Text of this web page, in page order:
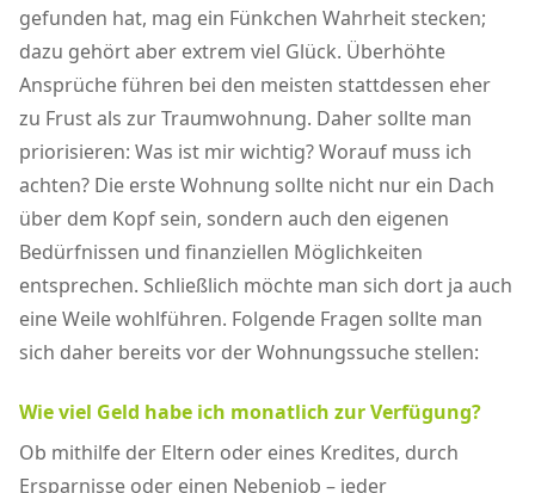
gefunden hat, mag ein Fünkchen Wahrheit stecken;
dazu gehört aber extrem viel Glück. Überhöhte
Ansprüche führen bei den meisten stattdessen eher
zu Frust als zur Traumwohnung. Daher sollte man
priorisieren: Was ist mir wichtig? Worauf muss ich
achten? Die erste Wohnung sollte nicht nur ein Dach
über dem Kopf sein, sondern auch den eigenen
Bedürfnissen und finanziellen Möglichkeiten
entsprechen. Schließlich möchte man sich dort ja auch
eine Weile wohlführen. Folgende Fragen sollte man
sich daher bereits vor der Wohnungssuche stellen:
Wie viel Geld habe ich monatlich zur Verfügung?
Ob mithilfe der Eltern oder eines Kredites, durch
Ersparnisse oder einen Nebenjob – jeder